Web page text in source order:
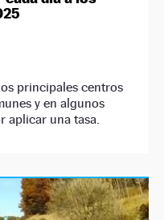
principales centros
y en algunos
aplicar una tasa.